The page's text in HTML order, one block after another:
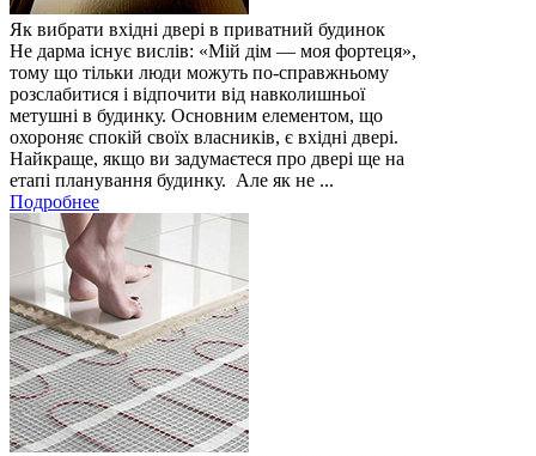
Як вибрати вхідні двері в приватний будинок
Не дарма існує вислів: «Мій дім — моя фортеця»,
тому що тільки люди можуть по-справжньому
розслабитися і відпочити від навколишньої
метушні в будинку. Основним елементом, що
охороняє спокій своїх власників, є вхідні двері.
Найкраще, якщо ви задумаєтеся про двері ще на
етапі планування будинку. Але як не ...
Подробнее